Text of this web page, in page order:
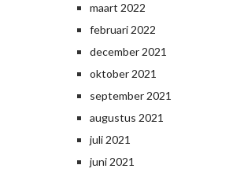
maart 2022
februari 2022
december 2021
oktober 2021
september 2021
augustus 2021
juli 2021
juni 2021